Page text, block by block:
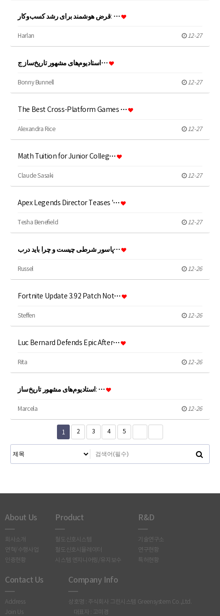
قرض هوشمند برای رشد کسب‌وکار: …
Harlan 12-27
استادیوم‌های مشهور تاریخ‌ساز ج…
Bonny Bunnell 12-27
The Best Cross-Platform Games …
Alexandra Rice 12-27
Math Tuition for Junior Colleg…
Claude Sasaki 12-27
Apex Legends Director Teases '…
Tesha Benefield 12-27
پاسور شرطی چیست و چرا باید درب…
Russel 12-26
Fortnite Update 3.92 Patch Not…
Steffen 12-26
Luc Bernard Defends Epic After…
Rita 12-26
استادیوم‌های مشهور تاریخ‌ساز: …
Marcela 12-26
1 2 3 4 5
About Us
회사소개
연혁/수행사업
인증현황
Product
철도신호시스템
철도신호시뮬레이터
시스템 엔지니어링/유지보수
R&D
기술연구소
연구현황
특허현황
Contact Us
Address
Join Us
Company Info
상호명 : 주식회사 그린시스템 Greensystem Co.,Ltd.
대표자 : 고미경